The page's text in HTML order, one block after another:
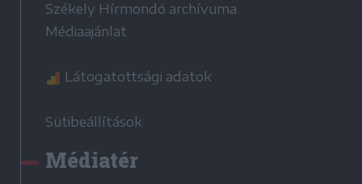
Székely Hírmondó archívuma
Médiaajánlat
Látogatottsági adatok
Sütibeállítások
Médiatér